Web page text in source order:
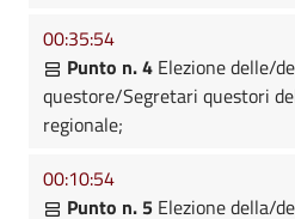
00:35:54
Punto n. 4 Elezione delle/
questore/Segretari questori
regionale;
00:10:54
Punto n. 5 Elezione della/